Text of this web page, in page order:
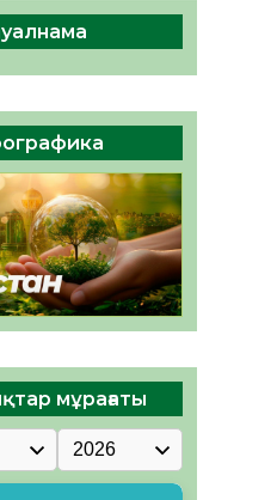
– ҚОҒАМ
41 0
мұрағаты